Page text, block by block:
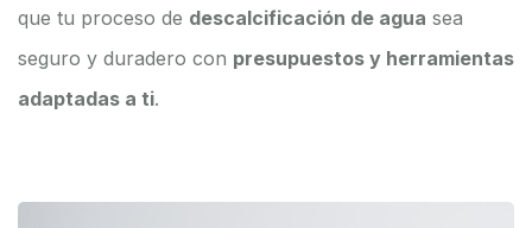
que tu proceso de descalcificación de agua sea
seguro y duradero con presupuestos y herramientas
adaptadas a ti.